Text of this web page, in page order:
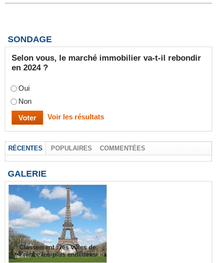
SONDAGE
Selon vous, le marché immobilier va-t-il rebondir
en 2024 ?
Oui
Non
Voir les résultats
RÉCENTES POPULAIRES COMMENTÉES
GALERIE
Classement : les villes de
France les plus endettées